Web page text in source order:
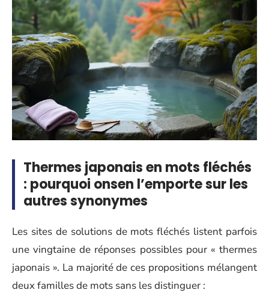
Thermes japonais en mots fléchés
: pourquoi onsen l’emporte sur les
autres synonymes
Les sites de solutions de mots fléchés listent parfois
une vingtaine de réponses possibles pour « thermes
japonais ». La majorité de ces propositions mélangent
deux familles de mots sans les distinguer :